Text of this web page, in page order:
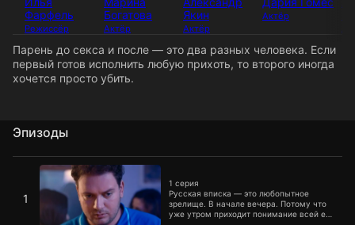
Фарфель
Режиссёр
Богатова
Актёр
Якин
Актёр
Актёр
Парень до секса и после ― это два разных человека. Если
первый готов исполнить любую прихоть, то второго иногда
хочется просто убить.
Эпизоды
1
1 серия
Русская вписка ― это любопытное
зрелище. В начале вечера. Потому что
уже утром приходит понимание всей ее
1 серия